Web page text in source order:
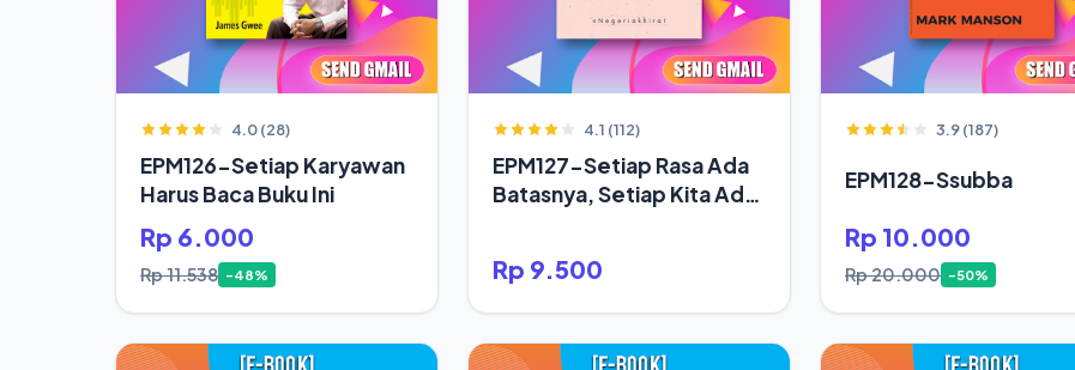
4.0 (28)
EPM126-Setiap Karyawan
Harus Baca Buku Ini
Rp 6.000
Rp 11.538 -48%
4.1 (112)
EPM127-Setiap Rasa Ada
Batasnya, Setiap Kita Ada
Rp 9.500
3.9 (187)
EPM128-Ssubba
Rp 10.000
Rp 20.000 -50%